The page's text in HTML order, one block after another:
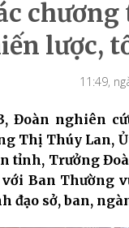
lược,
11:49,
Đoàn nghiên
Thị Thúy Lan,
tỉnh, Trưởng
Ban Thường
đạo sở, ban,